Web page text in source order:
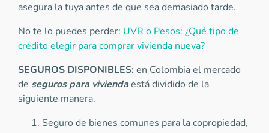
asegura la tuya antes de que sea demasiado tarde.
No te lo puedes perder: UVR o Pesos: ¿Qué tipo de
crédito elegir para comprar vivienda nueva?
SEGUROS DISPONIBLES:en Colombia el mercado
de seguros para viviendaestá dividido de la
siguiente manera.
Seguro de bienes comunes para la copropiedad,